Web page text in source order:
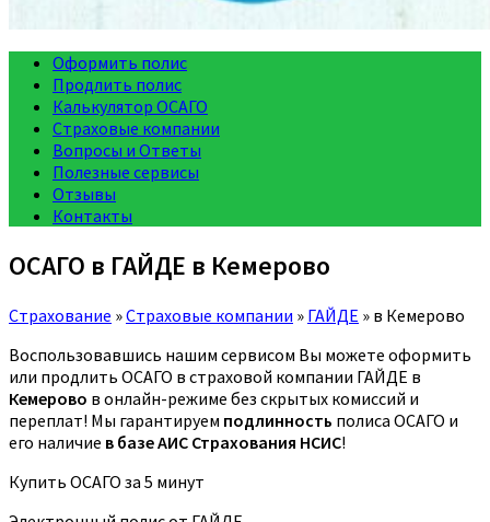
Оформить полис
Продлить полис
Калькулятор ОСАГО
Страховые компании
Вопросы и Ответы
Полезные сервисы
Отзывы
Контакты
ОСАГО в ГАЙДЕ в Кемерово
Страхование »Страховые компании » ГАЙДЕ » в Кемерово
Воспользовавшись нашим сервисом Вы можете оформить
или продлить ОСАГО в страховой компании ГАЙДЕ в
Кемерово в онлайн-режиме без скрытых комиссий и
переплат! Мы гарантируем подлинность полиса ОСАГО и
его наличие в базе АИС Страхования НСИС!
Купить ОСАГО за 5 минут